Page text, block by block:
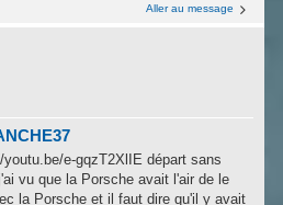
Aller au message
e-gqzT2XlIE départ sans
vu que la Porsche avait l'air de le
la Porsche et il faut dire qu'il y avait